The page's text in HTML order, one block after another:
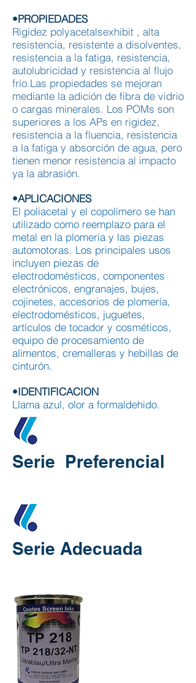
•PROPIEDADES
Rigidez polyacetalsexhibit , alta
resistencia, resistente a disolventes,
resistencia a la fatiga, resistencia,
autolubricidad y resistencia al flujo
frío.Las propiedades se mejoran
mediante la adición de fibra de vidrio
o cargas minerales. Los POMs son
superiores a los APs en rigidez,
resistencia a la fluencia, resistencia
a la fatiga y absorción de agua, pero
tienen menor resistencia al impacto
ya la abrasión.
•APLICACIONES
El poliacetal y el copolímero se han
utilizado como reemplazo para el
metal en la plomería y las piezas
automotoras. Los principales usos
incluyen piezas de
electrodomésticos, componentes
electrónicos, engranajes, bujes,
cojinetes, accesorios de plomería,
electrodomésticos, juguetes,
artículos de tocador y cosméticos,
equipo de procesamiento de
alimentos, cremalleras y hebillas de
cinturón.
•IDENTIFICACION
Llama azul, olor a formaldehido.
Serie Preferencial
Serie Adecuada